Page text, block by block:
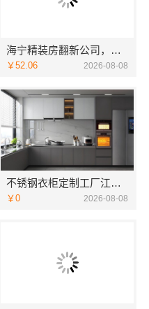
海宁精装房翻新公司，嘉兴家美建材科技值得信赖
￥52.06 2026-08-08
不锈钢衣柜定制工厂江浙沪联系电话-江苏东钢金属科技
￥0 2026-08-08